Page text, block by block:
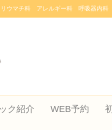
ウマチ科 アレルギー科 呼吸器内科
ク紹介 WEB予約